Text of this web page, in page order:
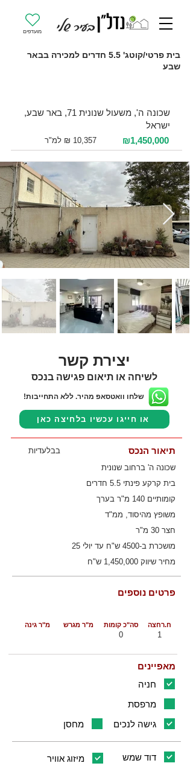
מועדפים
בית פרטי/קוטג' 5.5 חדרים למכירה בבאר
שבע
שכונה ה', משעול שנונית 71, באר שבע,
ישראל
₪1,450,000
יצירת קשר
לשיחה או תיאום פגישה בנכס
שלחו וואטסאפ מהיר. ללא התחייבות!
או חייגו עכשיו בלחיצה כאן
בבלעדיות תיאור הנכס
שכונה ה' ברחוב שנונית
בית קרקע פינתי 5.5 חדרים
קומותיים 140 מ"ר בערך
משופץ מהיסוד, ממ"ד
חצר 30 מ"ר
מושכרת ב-4500 ש"ח עד יולי 25
מחיר שיווק 1,450,000 ש"ח
פרטים נוספים
סה"כ קומות מ"ר גינה מ"ר מגרש ח.רחצה
0 1
מאפיינים
חניה
מרפסת
מחסן
גישה לנכים
מיזוג אוויר
דוד שמש